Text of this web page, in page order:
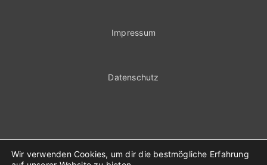
Impressum
Datenschutz
Wir verwenden Cookies, um dir die bestmögliche Erfahrung